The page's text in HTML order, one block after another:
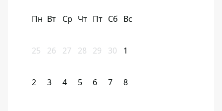
Пн Вт Ср Чт Пт Сб Вс
25 26 27 28 29 30 1
2 3 4 5 6 7 8